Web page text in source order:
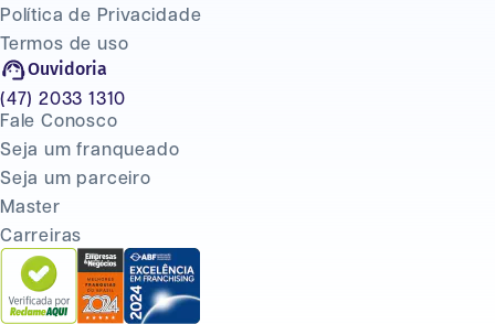
Política de Privacidade
Termos de uso
Ouvidoria
(47) 2033 1310
Fale Conosco
Seja um franqueado
Seja um parceiro
Master
Carreiras